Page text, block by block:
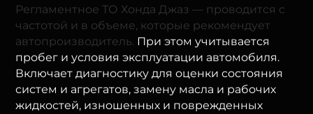
Регламентное ТО Хонда Джаз — проводится с
частотой и в объеме, которые рекомендует
автопроизводитель. При этом учитывается
пробег и условия эксплуатации автомобиля.
Включает диагностику для оценки состояния
систем и агрегатов, замену масла и рабочих
жидкостей, изношенных и поврежденных